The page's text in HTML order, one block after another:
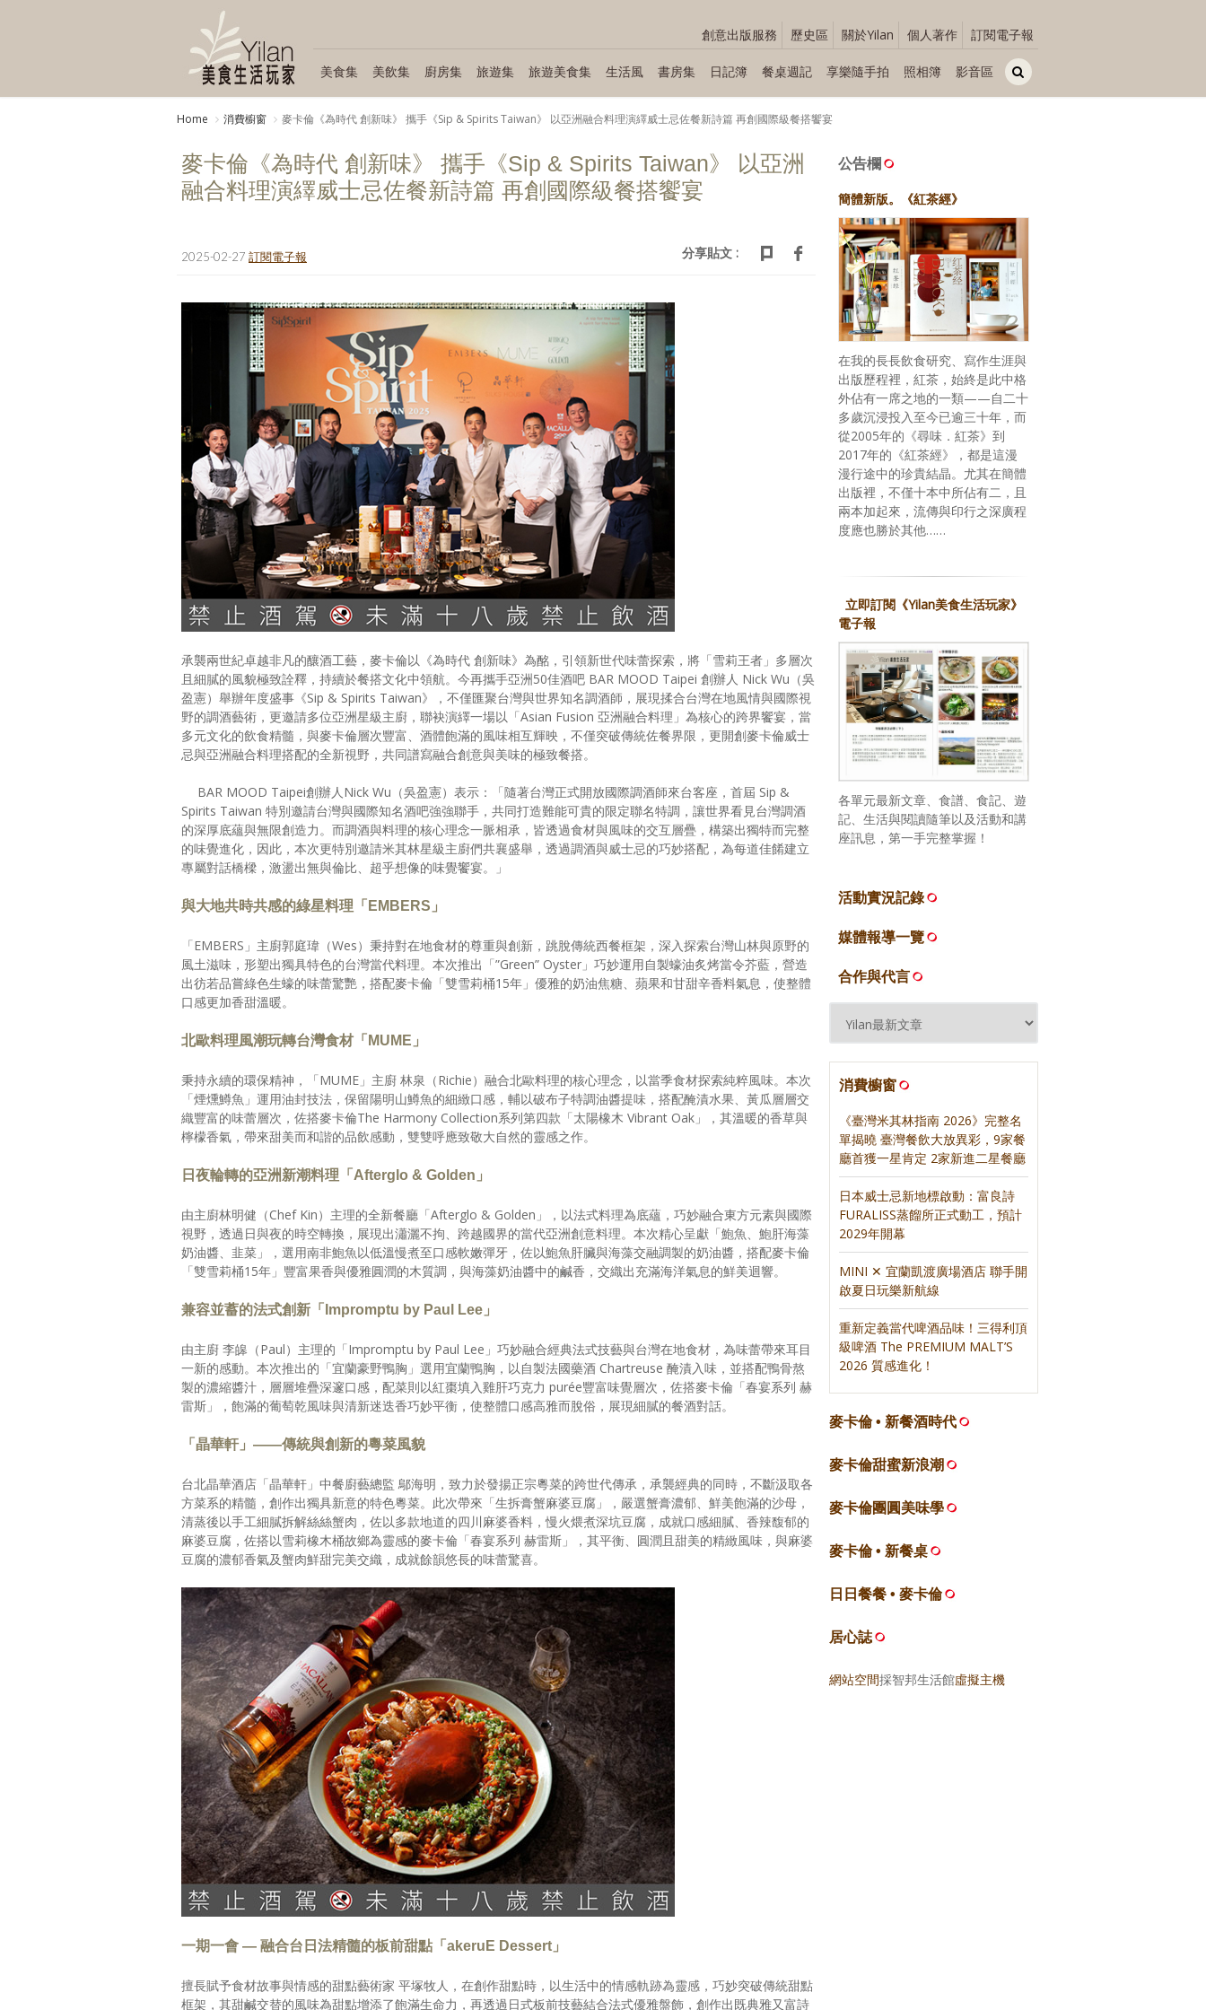
創意出版服務 歷史區 關於Yilan 個人著作 訂閱電子報
美食集 美飲集 廚房集 旅遊集 旅遊美食集 生活風 書房集 日記簿 餐桌週記 享樂隨手拍 照相簿 影音區
Home 消費櫥窗 麥卡倫《為時代 創新味》 攜手《Sip & Spirits Taiwan》 以亞洲融合料理演繹威士忌佐餐新詩篇 再創國際級餐搭饗宴
麥卡倫《為時代 創新味》 攜手《Sip & Spirits Taiwan》 以亞洲
融合料理演繹威士忌佐餐新詩篇 再創國際級餐搭饗宴
2025-02-27 訂閱電子報 分享貼文 :
承襲兩世紀卓越非凡的釀酒工藝，麥卡倫以《為時代 創新味》為酩，引領新世代味蕾探索，將「雪莉王者」多層次
且細膩的風貌極致詮釋，持續於餐搭文化中領航。今再攜手亞洲50佳酒吧 BAR MOOD Taipei 創辦人 Nick Wu（吳
盈憲）舉辦年度盛事《Sip & Spirits Taiwan》，不僅匯聚台灣與世界知名調酒師，展現揉合台灣在地風情與國際視
野的調酒藝術，更邀請多位亞洲星級主廚，聯袂演繹一場以「Asian Fusion 亞洲融合料理」為核心的跨界饗宴，當
多元文化的飲食精髓，與麥卡倫層次豐富、酒體飽滿的風味相互輝映，不僅突破傳統佐餐界限，更開創麥卡倫威士
忌與亞洲融合料理搭配的全新視野，共同譜寫融合創意與美味的極致餐搭。
BAR MOOD Taipei創辦人Nick Wu（吳盈憲）表示：「隨著台灣正式開放國際調酒師來台客座，首屆 Sip &
Spirits Taiwan 特別邀請台灣與國際知名酒吧強強聯手，共同打造難能可貴的限定聯名特調，讓世界看見台灣調酒
的深厚底蘊與無限創造力。而調酒與料理的核心理念一脈相承，皆透過食材與風味的交互層疊，構築出獨特而完整
的味覺進化，因此，本次更特別邀請米其林星級主廚們共襄盛舉，透過調酒與威士忌的巧妙搭配，為每道佳餚建立
專屬對話橋樑，激盪出無與倫比、超乎想像的味覺饗宴。」
與大地共時共感的綠星料理「EMBERS」
「EMBERS」主廚郭庭瑋（Wes）秉持對在地食材的尊重與創新，跳脫傳統西餐框架，深入探索台灣山林與原野的
風土滋味，形塑出獨具特色的台灣當代料理。本次推出「”Green” Oyster」巧妙運用自製蠔油炙烤當令芥藍，營造
出彷若品嘗綠色生蠔的味蕾驚艷，搭配麥卡倫「雙雪莉桶15年」優雅的奶油焦糖、蘋果和甘甜辛香料氣息，使整體
口感更加香甜溫暖。
北歐料理風潮玩轉台灣食材「MUME」
秉持永續的環保精神，「MUME」主廚 林泉（Richie）融合北歐料理的核心理念，以當季食材探索純粹風味。本次
「煙燻鱒魚」運用油封技法，保留陽明山鱒魚的細緻口感，輔以破布子特調油醬提味，搭配醃漬水果、黃瓜層層交
織豐富的味蕾層次，佐搭麥卡倫The Harmony Collection系列第四款「太陽橡木 Vibrant Oak」，其溫暖的香草與
檸檬香氣，帶來甜美而和諧的品飲感動，雙雙呼應致敬大自然的靈感之作。
日夜輪轉的亞洲新潮料理「Afterglo & Golden」
由主廚林明健（Chef Kin）主理的全新餐廳「Afterglo & Golden」，以法式料理為底蘊，巧妙融合東方元素與國際
視野，透過日與夜的時空轉換，展現出瀟灑不拘、跨越國界的當代亞洲創意料理。本次精心呈獻「鮑魚、鮑肝海藻
奶油醬、韭菜」，選用南非鮑魚以低溫慢煮至口感軟嫩彈牙，佐以鮑魚肝臟與海藻交融調製的奶油醬，搭配麥卡倫
「雙雪莉桶15年」豐富果香與優雅圓潤的木質調，與海藻奶油醬中的鹹香，交織出充滿海洋氣息的鮮美迴響。
兼容並蓄的法式創新「Impromptu by Paul Lee」
由主廚 李皞（Paul）主理的「Impromptu by Paul Lee」巧妙融合經典法式技藝與台灣在地食材，為味蕾帶來耳目
一新的感動。本次推出的「宜蘭豪野鴨胸」選用宜蘭鴨胸，以自製法國藥酒 Chartreuse 醃漬入味，並搭配鴨骨熬
製的濃縮醬汁，層層堆疊深邃口感，配菜則以紅棗填入雞肝巧克力 purée豐富味覺層次，佐搭麥卡倫「春宴系列 赫
雷斯」，飽滿的葡萄乾風味與清新迷迭香巧妙平衡，使整體口感高雅而脫俗，展現細膩的餐酒對話。
「晶華軒」——傳統與創新的粵菜風貌
台北晶華酒店「晶華軒」中餐廚藝總監 鄔海明，致力於發揚正宗粵菜的跨世代傳承，承襲經典的同時，不斷汲取各
方菜系的精髓，創作出獨具新意的特色粵菜。此次帶來「生拆膏蟹麻婆豆腐」，嚴選蟹膏濃郁、鮮美飽滿的沙母，
清蒸後以手工細膩拆解絲絲蟹肉，佐以多款地道的四川麻婆香料，慢火煨煮深坑豆腐，成就口感細膩、香辣馥郁的
麻婆豆腐，佐搭以雪莉橡木桶故鄉為靈感的麥卡倫「春宴系列 赫雷斯」，其平衡、圓潤且甜美的精緻風味，與麻婆
豆腐的濃郁香氣及蟹肉鮮甜完美交織，成就餘韻悠長的味蕾驚喜。
一期一會 — 融合台日法精髓的板前甜點「akeruE Dessert」
擅長賦予食材故事與情感的甜點藝術家 平塚牧人，在創作甜點時，以生活中的情感軌跡為靈感，巧妙突破傳統甜點
框架，其甜鹹交替的風味為甜點增添了飽滿生命力，再透過日式板前技藝結合法式優雅盤飾，創作出既典雅又富詩
公告欄
簡體新版。《紅茶經》
在我的長長飲食研究、寫作生涯與
出版歷程裡，紅茶，始終是此中格
外佔有一席之地的一類——自二十
多歲沉浸投入至今已逾三十年，而
從2005年的《尋味．紅茶》到
2017年的《紅茶經》，都是這漫
漫行途中的珍貴結晶。尤其在簡體
出版裡，不僅十本中所佔有二，且
兩本加起來，流傳與印行之深廣程
度應也勝於其他……
立即訂閱《Yilan美食生活玩家》
電子報
各單元最新文章、食譜、食記、遊
記、生活與閱讀隨筆以及活動和講
座訊息，第一手完整掌握！
活動實況記錄
媒體報導一覽
合作與代言
消費櫥窗
《臺灣米其林指南 2026》完整名
單揭曉 臺灣餐飲大放異彩，9家餐
廳首獲一星肯定 2家新進二星餐廳
日本威士忌新地標啟動：富良詩
FURALISS蒸餾所正式動工，預計
2029年開幕
MINI ✕ 宜蘭凱渡廣場酒店 聯手開
啟夏日玩樂新航線
重新定義當代啤酒品味！三得利頂
級啤酒 The PREMIUM MALT’S
2026 質感進化！
麥卡倫 • 新餐酒時代
麥卡倫甜蜜新浪潮
麥卡倫團圓美味學
麥卡倫 • 新餐桌
日日餐餐 • 麥卡倫
居心誌
網站空間採智邦生活館虛擬主機